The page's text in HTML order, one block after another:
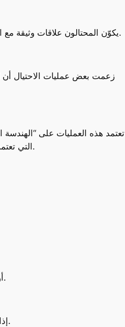
– يكوّن المحتالون علاقات وثيقة مع الضحايا عبر الإنترنت، وعند الاقتراب من موعد لقاء محتمل، يدّعون الحاجة إلى دعم مالي للسفر أو الحصول على تأشيرة.
تعتمد هذه العمليات على “الهندسة
التي تعتمد على الفيروسات أو الروابط الضارة، لا تحتوي هذه الرسائل على أي مؤشرات تقنية واضحة للخداع، مما يجعلها أكثر خطورة.
– إذا تلقيت رسالة تطلب منك تحميل ملف PDF أو مستند يحتوي على معلومات عن جائزة أو استثمار، فمن الأفضل تجاهله.
– إذا تلقيت رسالة تزعم أنك ربحت مبلغًا كبيرًا أو لديك فرصة استثمارية، قم بالتحقق من الشركة أو الجهة عبر مصادر رسمية.